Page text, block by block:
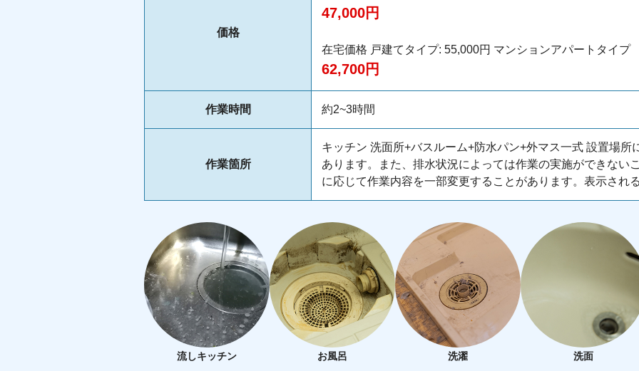
価格
47,000円
在宅価格 戸建てタイプ: 55,000円 マンションアパートタイプ
62,700円
作業時間 約2~3時間
作業箇所
キッチン 洗面所+バスルーム+防水パン+外マス一式 設置場所
あります。また、排水状況によっては作業の実施ができない
に応じて作業内容を一部変更することがあります。表示され
流しキッチン お風呂 洗濯 洗面